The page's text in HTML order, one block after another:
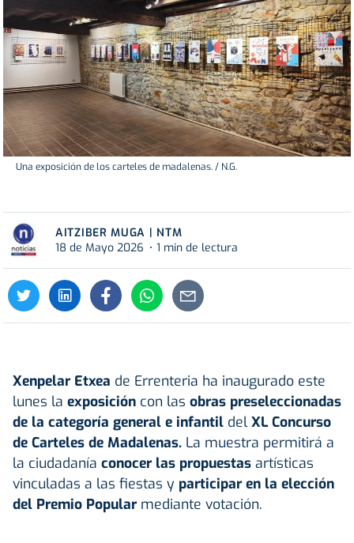
Una exposición de los carteles de madalenas. / N.G.
AITZIBER MUGA | NTM
18 de Mayo 2026
1 min de lectura
Xenpelar Etxea de Errenteria ha inaugurado este
lunes la exposición con las obras preseleccionadas
de la categoría general e infantil del XL Concurso
de Carteles de Madalenas. La muestra permitirá a
la ciudadanía conocer las propuestas artísticas
vinculadas a las fiestas y participar en la elección
del Premio Popular mediante votación.